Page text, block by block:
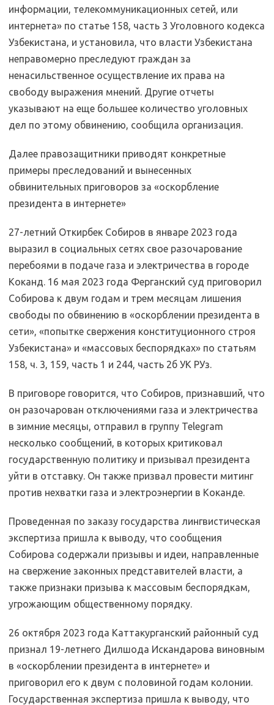
информации, телекоммуникационных сетей, или
интернета» по статье 158, часть 3 Уголовного кодекса
Узбекистана, и установила, что власти Узбекистана
неправомерно преследуют граждан за
ненасильственное осуществление их права на
свободу выражения мнений. Другие отчеты
указывают на еще большее количество уголовных
дел по этому обвинению, сообщила организация.
Далее правозащитники приводят конкретные
примеры преследований и вынесенных
обвинительных приговоров за «оскорбление
президента в интернете»
27-летний Откирбек Собиров в январе 2023 года
выразил в социальных сетях свое разочарование
перебоями в подаче газа и электричества в городе
Коканд. 16 мая 2023 года Ферганский суд приговорил
Собирова к двум годам и трем месяцам лишения
свободы по обвинению в «оскорблении президента в
сети», «попытке свержения конституционного строя
Узбекистана» и «массовых беспорядках» по статьям
158, ч. 3, 159, часть 1 и 244, часть 2б УК РУз.
В приговоре говорится, что Собиров, признавший, что
он разочарован отключениями газа и электричества
в зимние месяцы, отправил в группу Telegram
несколько сообщений, в которых критиковал
государственную политику и призывал президента
уйти в отставку. Он также призвал провести митинг
против нехватки газа и электроэнергии в Коканде.
Проведенная по заказу государства лингвистическая
экспертиза пришла к выводу, что сообщения
Собирова содержали призывы и идеи, направленные
на свержение законных представителей власти, а
также признаки призыва к массовым беспорядкам,
угрожающим общественному порядку.
26 октября 2023 года Каттакурганский районный суд
признал 19-летнего Дилшода Искандарова виновным
в «оскорблении президента в интернете» и
приговорил его к двум с половиной годам колонии.
Государственная экспертиза пришла к выводу, что